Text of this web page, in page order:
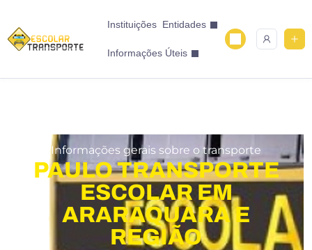
Instituições Entidades
Informações Úteis
Informações gerais sobre o transporte
PAULO TRANSPORTE
ESCOLAR EM
ARARAQUARA E
REGIÃO